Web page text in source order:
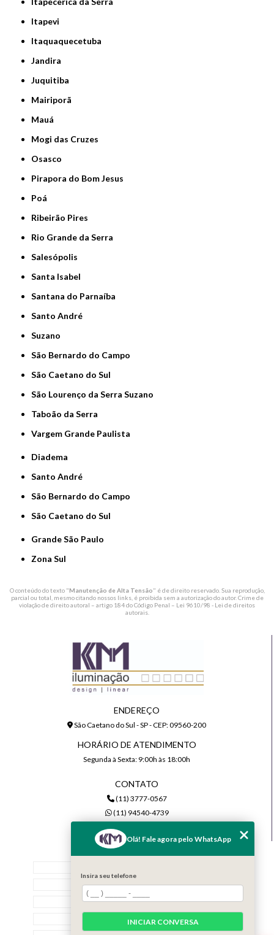
Itapevi
Itaquaquecetuba
Jandira
Juquitiba
Mairiporã
Mauá
Mogi das Cruzes
Osasco
Pirapora do Bom Jesus
Poá
Ribeirão Pires
Rio Grande da Serra
Salesópolis
Santa Isabel
Santana do Parnaíba
Santo André
Suzano
São Bernardo do Campo
São Caetano do Sul
São Lourenço da Serra Suzano
Taboão da Serra
Vargem Grande Paulista
Diadema
Santo André
São Bernardo do Campo
São Caetano do Sul
Grande São Paulo
Zona Sul
O conteúdo do texto "Manutenção de Alta Tensão" é de direito reservado. Sua reprodução,
parcial ou total, mesmo citando nossos links, é proibida sem a autorização do autor. Crime de
violação de direito autoral – artigo 184 do Código Penal – Lei 9610/98 - Lei de direitos
autorais.
ENDEREÇO
São Caetano do Sul - SP - CEP: 09560-200
HORÁRIO DE ATENDIMENTO
Segunda à Sexta: 9:00h às 18:00h
CONTATO
(11) 3777-0567
(11) 94540-4739
comercial@kmiluminacao.com.br
Quem Somos
Serviços
Contato
Olá! Fale agora pelo WhatsApp
Insira seu telefone
INICIAR CONVERSA